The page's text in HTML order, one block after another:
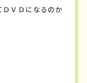
ＤＶＤになるのか